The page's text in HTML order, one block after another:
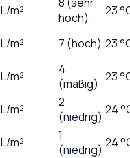
L/m²
hoch)
23
L/m² 7 (hoch) 23
L/m²
4
(mäßig) 23
L/m²
2
(niedrig) 24
L/m²
1
(niedrig) 24